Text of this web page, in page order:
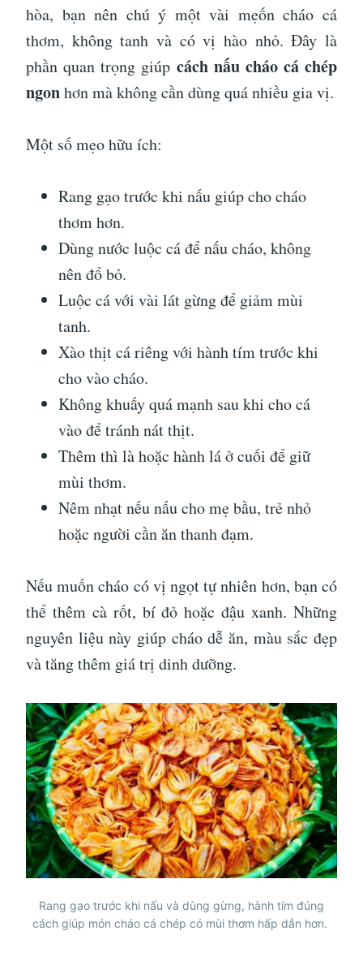
hòa, bạn nên chú ý một vài mẹốn cháo cá
thơm, không tanh và có vị hào nhỏ. Đây là
phần quan trọng giúp cách nấu cháo cá chép
ngonhơn mà không cần dùng quá nhiều gia vị.
Một số mẹo hữu ích:
Rang gạo trước khi nấu giúp cho cháo
thơm hơn.
Dùng nước luộc cá để nấu cháo, không
nên đổ bỏ.
Luộc cá với vài lát gừng để giảm mùi
tanh.
Xào thịt cá riêng với hành tím trước khi
cho vào cháo.
Không khuấy quá mạnh sau khi cho cá
vào để tránh nát thịt.
Thêm thì là hoặc hành lá ở cuối để giữ
mùi thơm.
Nêm nhạt nếu nấu cho mẹ bầu, trẻ nhỏ
hoặc người cần ăn thanh đạm.
Nếu muốn cháo có vị ngọt tự nhiên hơn, bạn có
thể thêm cà rốt, bí đỏ hoặc đậu xanh. Những
nguyên liệu này giúp cháo dễ ăn, màu sắc đẹp
và tăng thêm giá trị dinh dưỡng.
Rang gạo trước khi nấu và dùng gừng, hành tím đúng
cách giúp món cháo cá chép có mùi thơm hấp dẫn hơn.